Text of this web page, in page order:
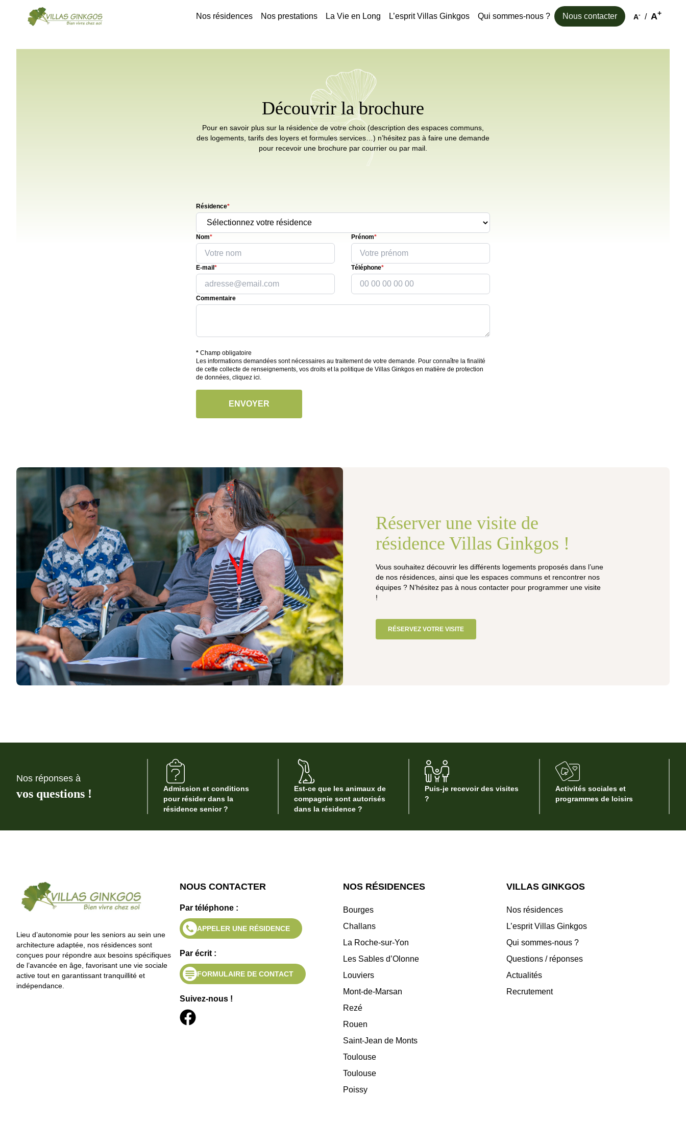
Nos résidences Nos prestations La Vie en Long L’esprit Villas Ginkgos Qui sommes-nous ? Nous contacter A- / A+
Découvrir la brochure
Pour en savoir plus sur la résidence de votre choix (description des espaces communs,
des logements, tarifs des loyers et formules services…) n’hésitez pas à faire une demande
pour recevoir une brochure par courrier ou par mail.
Résidence*
Nom* Prénom*
E-mail * Téléphone*
Commentaire
* Champ obligatoire
Les informations demandées sont nécessaires au traitement de votre demande. Pour connaître la finalité
de cette collecte de renseignements, vos droits et la politique de Villas Ginkgos en matière de protection
de données, cliquez ici.
Réserver une visite de
résidence Villas Ginkgos !
Vous souhaitez découvrir les différents logements proposés dans l’une
de nos résidences, ainsi que les espaces communs et rencontrer nos
équipes ? N’hésitez pas à nous contacter pour programmer une visite
!
RÉSERVEZ VOTRE VISITE
Nos réponses à
vos questions !
Admission et conditions
pour résider dans la
résidence senior ?
Est-ce que les animaux de
compagnie sont autorisés
dans la résidence ?
Puis-je recevoir des visites
?
Activités sociales et
programmes de loisirs
Lieu d’autonomie pour les seniors au sein une
architecture adaptée, nos résidences sont
conçues pour répondre aux besoins spécifiques
de l’avancée en âge, favorisant une vie sociale
active tout en garantissant tranquillité et
indépendance.
NOUS CONTACTER
Par téléphone :
APPELER UNE RÉSIDENCE
Par écrit :
FORMULAIRE DE CONTACT
Suivez-nous !
NOS RÉSIDENCES
Bourges
Challans
La Roche-sur-Yon
Les Sables d’Olonne
Louviers
Mont-de-Marsan
Rezé
Rouen
Saint-Jean de Monts
Toulouse
Toulouse
Poissy
VILLAS GINKGOS
Nos résidences
L’esprit Villas Ginkgos
Qui sommes-nous ?
Questions / réponses
Actualités
Recrutement